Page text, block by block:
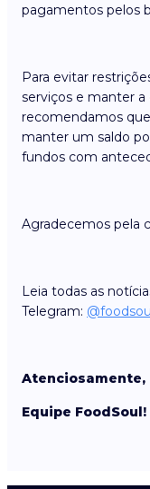
pagamentos pelos
Para evitar
serviços e manter a
recomendamos
manter um saldo
fundos com
Agradecemos pela
Leia todas as
Telegram:
Atenciosamente,
Equipe FoodSoul!